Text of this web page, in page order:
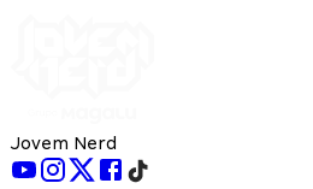
Jovem Nerd